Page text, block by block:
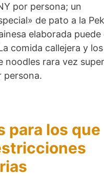
por persona; un
de pato a la
elaborada
comida callejera y los
noodles rara vez
persona.
para los que